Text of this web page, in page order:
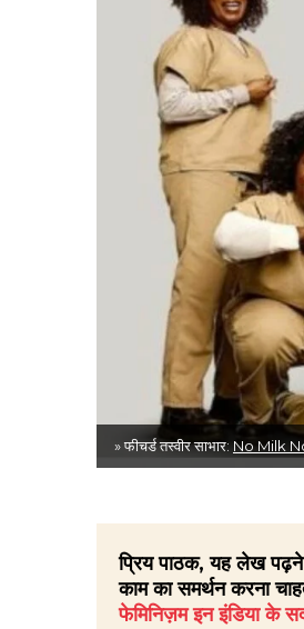
» फीचर्ड तस्वीर साभार: No Milk
प्रिय पाठक, यह लेख
काम का समर्थन करना
फेमिनिज़म इन इंडिया के